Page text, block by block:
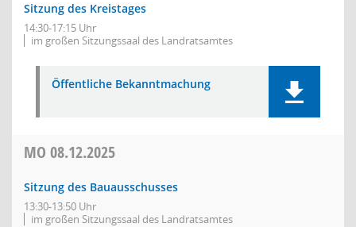
Sitzung des Kreistages
14:30-17:15 Uhr
im großen Sitzungssaal des Landratsamtes
Öffentliche Bekanntmachung
MO 08.12.2025
Sitzung des Bauausschusses
13:30-13:50 Uhr
im großen Sitzungssaal des Landratsamtes